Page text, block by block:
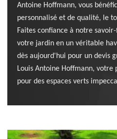
Antoine Hoffmann, vous
personnalisé et de qualité, le
Faites confiance à notre
votre jardin en un véritable
dès aujourd'hui pour un devis
Louis Antoine Hoffmann,
pour des espaces verts